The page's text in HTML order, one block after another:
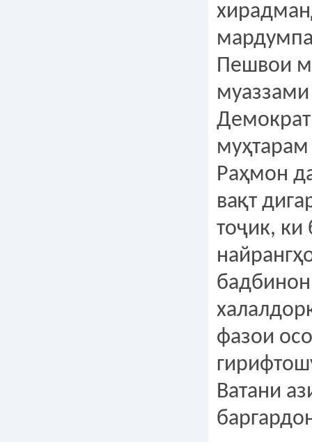
Пешвои
Раҳмон
вақт
тоҷик, ки
фазои
Ватани